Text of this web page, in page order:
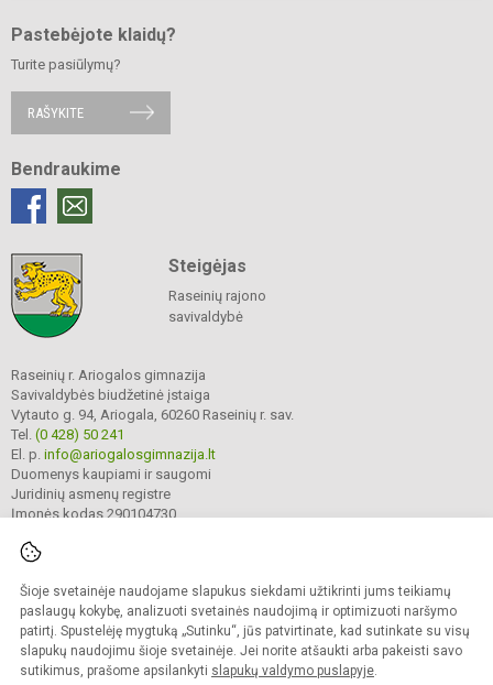
Šioje svetainėje naudojame slapukus siekdami užtikrinti jums teikiamų
paslaugų kokybę, analizuoti svetainės naudojimą ir optimizuoti naršymo
patirtį. Spustelėję mygtuką „Sutinku“, jūs patvirtinate, kad sutinkate su visų
slapukų naudojimu šioje svetainėje. Jei norite atšaukti arba pakeisti savo
sutikimus, prašome apsilankyti slapukų valdymo puslapyje.
Pastebėjote klaidų?
Turite pasiūlymų?
RAŠYKITE
Bendraukime
Steigėjas
Raseinių rajono
savivaldybė
Raseinių r. Ariogalos gimnazija
Savivaldybės biudžetinė įstaiga
Vytauto g. 94, Ariogala, 60260 Raseinių r. sav.
Tel. (0 428) 50 241
El. p. info@ariogalosgimnazija.lt
Duomenys kaupiami ir saugomi
Juridinių asmenų registre
Įmonės kodas 290104730
© 2022. Raseinių r. Ariogalos gimnazija. Visos teisės saugomos.
Kopijuoti turinį be raštiško gimnazijos sutikimo griežtai draudžiama.
Prieinamumo paraiška Slapukų valdymas
Sumanus būdas atnaujinti